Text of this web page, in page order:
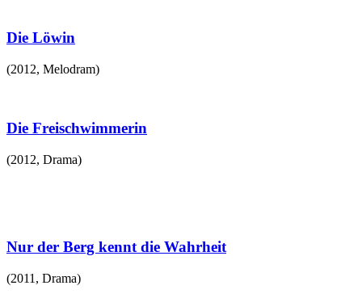
Die Löwin
(2012, Melodram)
Die Freischwimmerin
(2012, Drama)
Nur der Berg kennt die Wahrheit
(2011 , Drama)